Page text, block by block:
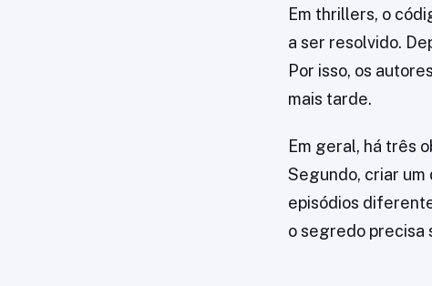
Em thrillers, o
a ser resolvido.
Por isso, os
mais tarde.
Em geral, há três
Segundo, criar
episódios
o segredo precisa